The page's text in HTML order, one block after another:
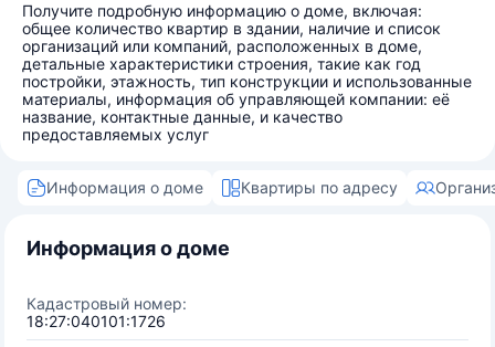
Получите подробную информацию о доме, включая:
общее количество квартир в здании, наличие и список
организаций или компаний, расположенных в доме,
детальные характеристики строения, такие как год
постройки, этажность, тип конструкции и использованные
материалы, информация об управляющей компании: её
название, контактные данные, и качество
предоставляемых услуг
Информация о доме Квартиры по адресу
Информация о доме
Кадастровый номер:
18:27:040101:1726